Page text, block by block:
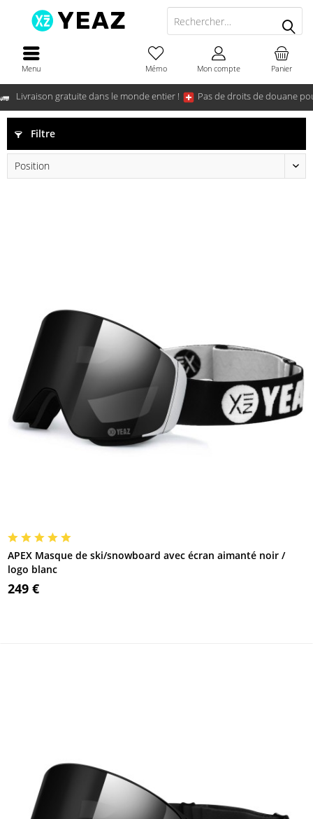
Livraison gratuite dans le monde entier ! Pas de droits de douane
Menu Panier
Mémo Mon compte
Filtre
APEX Masque de ski/snowboard avec écran aimanté noir /
logo blanc
249 €